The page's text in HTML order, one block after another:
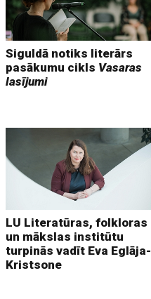
Siguldā notiks literārs
pasākumu cikls Vasaras
lasījumi
LU Literatūras, folkloras
un mākslas institūtu
turpinās vadīt Eva Eglāja-
Kristsone